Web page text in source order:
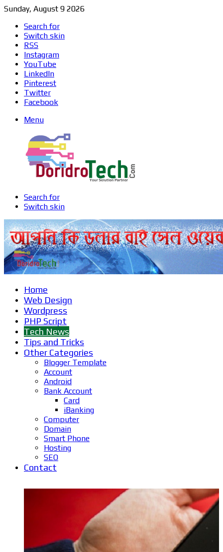
Sunday, August 9 2026
Search for
Switch skin
RSS
Instagram
YouTube
LinkedIn
Pinterest
Twitter
Facebook
Menu
Search for
Switch skin
Home
Web Design
Wordpress
PHP Script
Tech News
Tips and Tricks
Other Categories
Blogger Template
Account
Android
Bank Account
Card
iBanking
Computer
Domain
Smart Phone
Hosting
SEO
Contact